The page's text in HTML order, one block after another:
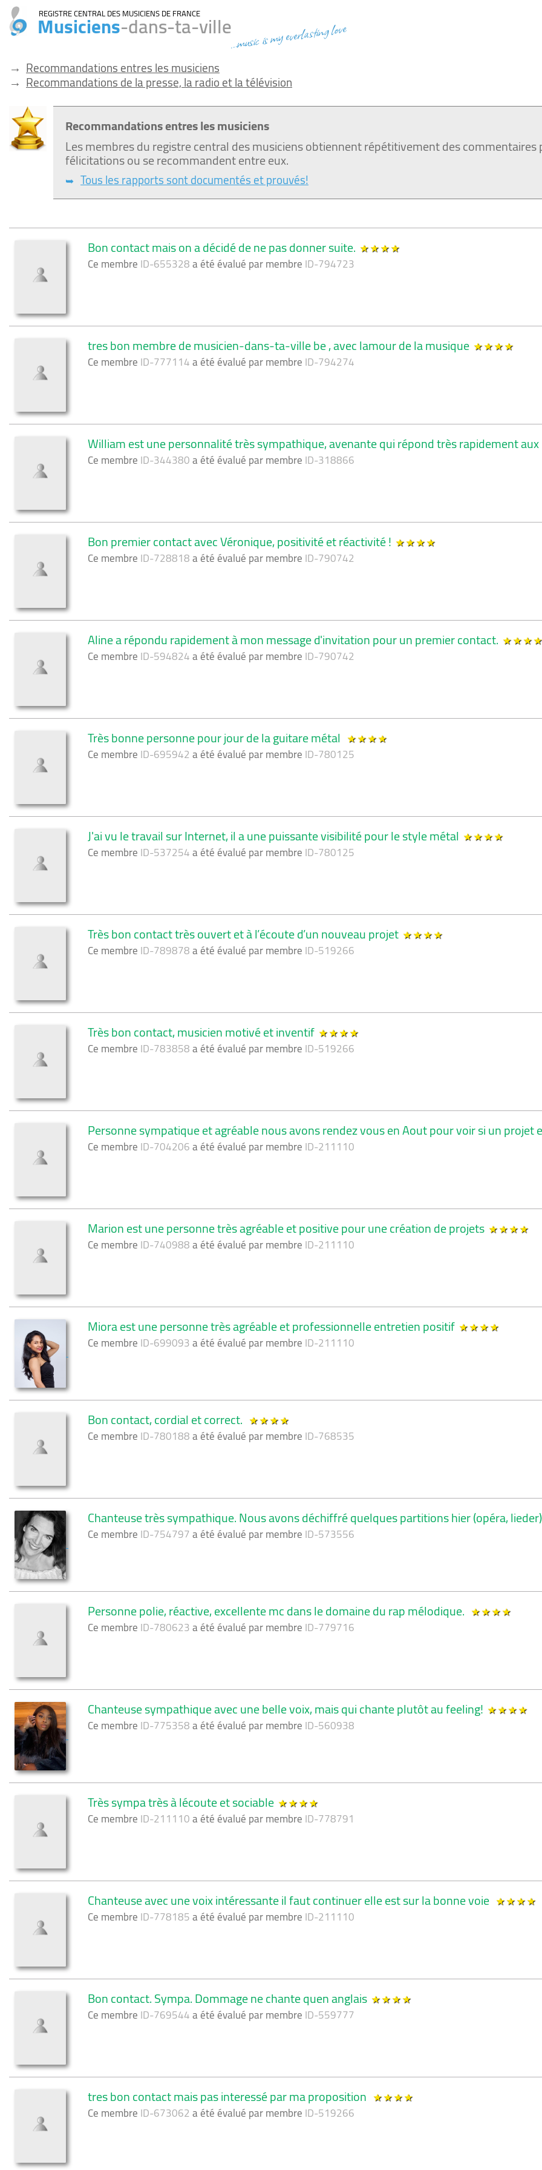
REGISTRE CENTRAL DES MUSICIENS DE FRANCE
Musiciens-dans-ta-ville...music is my everlasting love
→ Recommandations entres les musiciens
→ Recommandations de la presse, la radio et la télévision
Recommandations entres les musiciens
Les membres du registre central des musiciens obtiennent répétitivement des
félicitations ou se recommandent entre eux.
➥ Tous les rapports sont documentés et prouvés!
Bon contact mais on a décidé de ne pas donner suite.
Ce membreID-655328a été évalué par membreID-794723
tres bon membre de musicien-dans-ta-ville be , avec lamour de la musique
Ce membreID-777114a été évalué par membreID-794274
William est une personnalité très sympathique, avenante qui répond très rapidement
Ce membreID-344380a été évalué par membreID-318866
Bon premier contact avec Véronique, positivité et réactivité !
Ce membreID-728818a été évalué par membreID-790742
Aline a répondu rapidement à mon message d'invitation pour un premier contact.
Ce membreID-594824a été évalué par membreID-790742
Très bonne personne pour jour de la guitare métal
Ce membreID-695942a été évalué par membreID-780125
J'ai vu le travail sur Internet, il a une puissante visibilité pour le style métal
Ce membreID-537254a été évalué par membreID-780125
Très bon contact très ouvert et à l’écoute d’un nouveau projet
Ce membreID-789878a été évalué par membreID-519266
Très bon contact, musicien motivé et inventif
Ce membreID-783858a été évalué par membreID-519266
Personne sympatique et agréable nous avons rendez vous en Aout pour voir si un
Ce membreID-704206a été évalué par membreID-211110
Marion est une personne très agréable et positive pour une création de projets
Ce membreID-740988a été évalué par membreID-211110
Miora est une personne très agréable et professionnelle entretien positif
Ce membreID-699093a été évalué par membreID-211110
Bon contact, cordial et correct.
Ce membreID-780188a été évalué par membreID-768535
Chanteuse très sympathique. Nous avons déchiffré quelques partitions hier (opéra,
Ce membreID-754797a été évalué par membreID-573556
Personne polie, réactive, excellente mc dans le domaine du rap mélodique.
Ce membreID-780623a été évalué par membreID-779716
Chanteuse sympathique avec une belle voix, mais qui chante plutôt au feeling!
Ce membreID-775358a été évalué par membreID-560938
Très sympa très à lécoute et sociable
Ce membreID-211110a été évalué par membreID-778791
Chanteuse avec une voix intéressante il faut continuer elle est sur la bonne voie
Ce membreID-778185a été évalué par membreID-211110
Bon contact. Sympa. Dommage ne chante quen anglais
Ce membreID-769544a été évalué par membreID-559777
tres bon contact mais pas interessé par ma proposition
Ce membreID-673062a été évalué par membreID-519266